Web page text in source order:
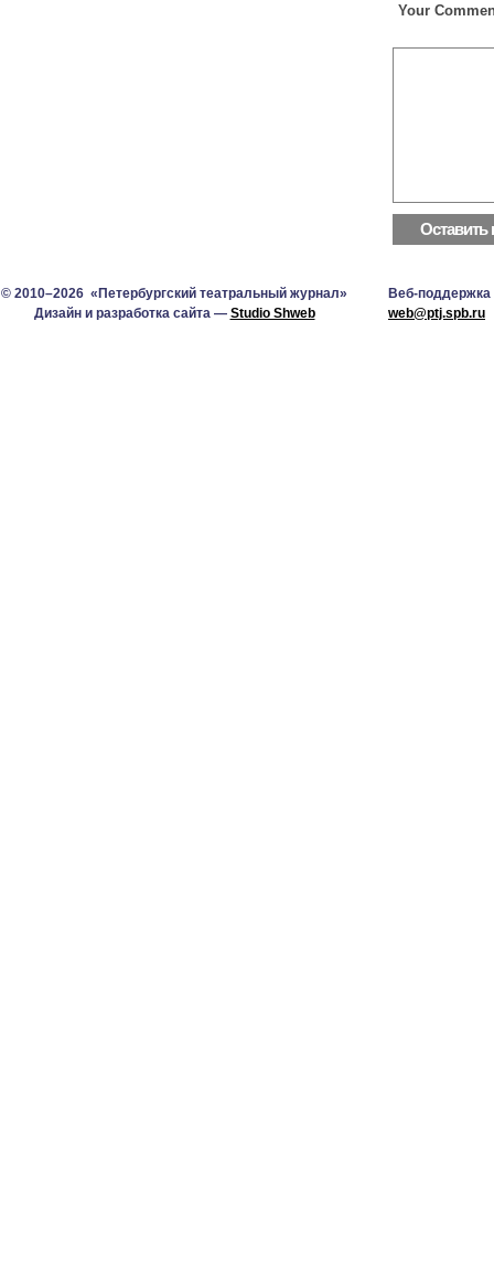
Your
© 2010–2026 «Петербургский театральный журнал»
Дизайн и разработка сайта — Studio Shweb
Веб-поддержка
web@ptj.spb.ru